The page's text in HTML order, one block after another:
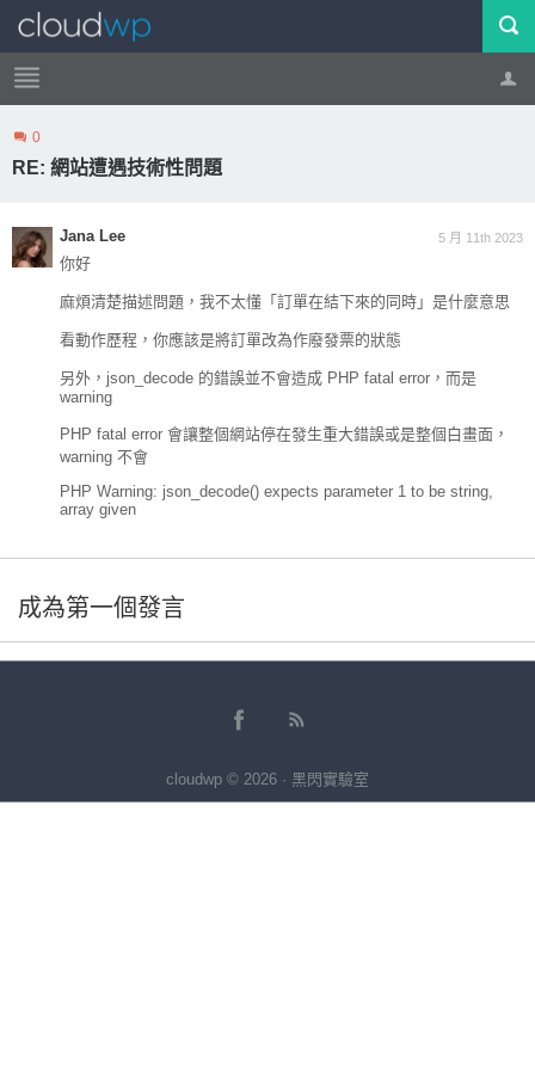
帳號
0
RE: 網站遭遇技術性問題
5 月 11th 2023
Jana Lee
你好
麻煩清楚描述問題，我不太懂「訂單在結下來的同時」是什麼意思
看動作歷程，你應該是將訂單改為作廢發票的狀態
另外，json_decode 的錯誤並不會造成 PHP fatal error，而是
warning
PHP fatal error 會讓整個網站停在發生重大錯誤或是整個白畫面，
warning 不會
PHP Warning: json_decode() expects parameter 1 to be string,
array given
成為第一個發言
cloudwp © 2026 · 黑閃實驗室